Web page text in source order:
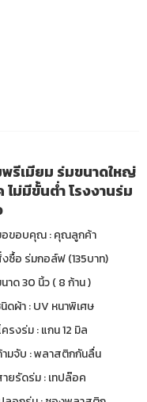
รีเมียม ร่มขนาดใหญ่
ม่มีขั้นต่ำ โรงงานร่ม
อขอบคุณ : คุณลูกค้า
ซื้อ ร่มกอล์ฟ (135บาท)
นาด 30 นิ้ว ( 8 ก้าน )
ดผ้า : UV หนาพิเศษ
รงร่ม : แกน 12 มิล
ามจับ : พลาสติกกันลื่น
ยรัดร่ม : เทปล๊อค